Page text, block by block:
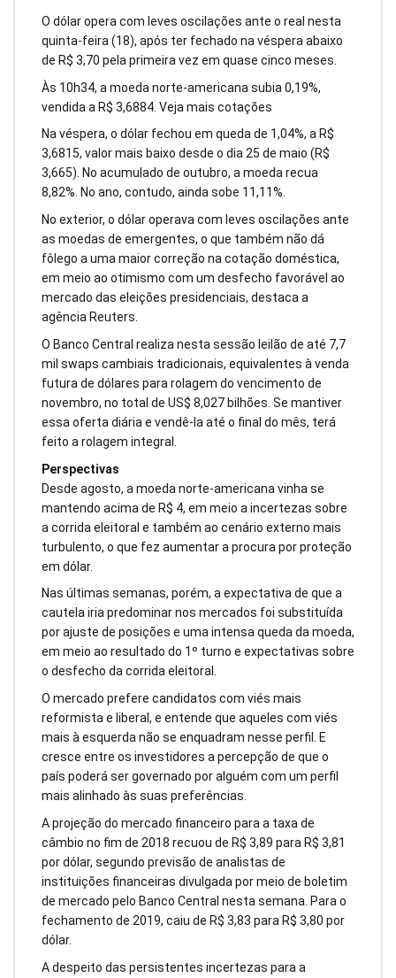
O dólar opera com leves oscilações ante o real nesta
quinta-feira (18), após ter fechado na véspera abaixo
de R$ 3,70 pela primeira vez em quase cinco meses.
Às 10h34, a moeda norte-americana subia 0,19%,
vendida a R$ 3,6884. Veja mais cotações
Na véspera, o dólar fechou em queda de 1,04%, a R$
3,6815, valor mais baixo desde o dia 25 de maio (R$
3,665). No acumulado de outubro, a moeda recua
8,82%. No ano, contudo, ainda sobe 11,11%.
No exterior, o dólar operava com leves oscilações ante
as moedas de emergentes, o que também não dá
fôlego a uma maior correção na cotação doméstica,
em meio ao otimismo com um desfecho favorável ao
mercado das eleições presidenciais, destaca a
agência Reuters.
O Banco Central realiza nesta sessão leilão de até 7,7
mil swaps cambiais tradicionais, equivalentes à venda
futura de dólares para rolagem do vencimento de
novembro, no total de US$ 8,027 bilhões. Se mantiver
essa oferta diária e vendê-la até o final do mês, terá
feito a rolagem integral.
Perspectivas
Desde agosto, a moeda norte-americana vinha se
mantendo acima de R$ 4, em meio a incertezas sobre
a corrida eleitoral e também ao cenário externo mais
turbulento, o que fez aumentar a procura por proteção
em dólar.
Nas últimas semanas, porém, a expectativa de que a
cautela iria predominar nos mercados foi substituída
por ajuste de posições e uma intensa queda da moeda,
em meio ao resultado do 1º turno e expectativas sobre
o desfecho da corrida eleitoral.
O mercado prefere candidatos com viés mais
reformista e liberal, e entende que aqueles com viés
mais à esquerda não se enquadram nesse perfil. E
cresce entre os investidores a percepção de que o
país poderá ser governado por alguém com um perfil
mais alinhado às suas preferências.
A projeção do mercado financeiro para a taxa de
câmbio no fim de 2018 recuou de R$ 3,89 para R$ 3,81
por dólar, segundo previsão de analistas de
instituições financeiras divulgada por meio de boletim
de mercado pelo Banco Central nesta semana. Para o
fechamento de 2019, caiu de R$ 3,83 para R$ 3,80 por
dólar.
A despeito das persistentes incertezas para a